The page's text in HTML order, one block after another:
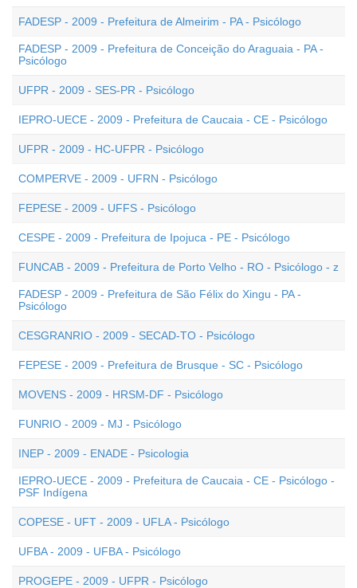
FADESP - 2009 - Prefeitura de Almeirim - PA - Psicólogo
FADESP - 2009 - Prefeitura de Conceição do Araguaia - PA -
Psicólogo
UFPR - 2009 - SES-PR - Psicólogo
IEPRO-UECE - 2009 - Prefeitura de Caucaia - CE - Psicólogo
UFPR - 2009 - HC-UFPR - Psicólogo
COMPERVE - 2009 - UFRN - Psicólogo
FEPESE - 2009 - UFFS - Psicólogo
CESPE - 2009 - Prefeitura de Ipojuca - PE - Psicólogo
FUNCAB - 2009 - Prefeitura de Porto Velho - RO - Psicólogo - z
FADESP - 2009 - Prefeitura de São Félix do Xingu - PA -
Psicólogo
CESGRANRIO - 2009 - SECAD-TO - Psicólogo
FEPESE - 2009 - Prefeitura de Brusque - SC - Psicólogo
MOVENS - 2009 - HRSM-DF - Psicólogo
FUNRIO - 2009 - MJ - Psicólogo
INEP - 2009 - ENADE - Psicologia
IEPRO-UECE - 2009 - Prefeitura de Caucaia - CE - Psicólogo -
PSF Indígena
COPESE - UFT - 2009 - UFLA - Psicólogo
UFBA - 2009 - UFBA - Psicólogo
PROGEPE - 2009 - UFPR - Psicólogo